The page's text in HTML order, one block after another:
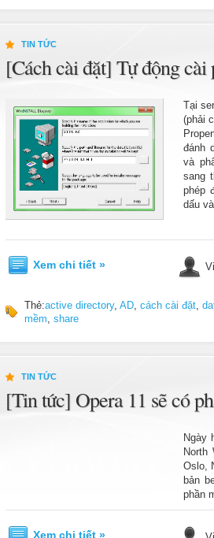
TIN TỨC
[Cách cài đặt] Tự động
Tại
(phải
đánh
và
sang
phép
dấu
Xem chi tiết »
Thẻ:active directory, AD, cách cài đặt,
mềm, share
TIN TỨC
[Tin tức] Opera 11 sẽ có
Ngày
Oslo,
bản
phần
Xem chi tiết »